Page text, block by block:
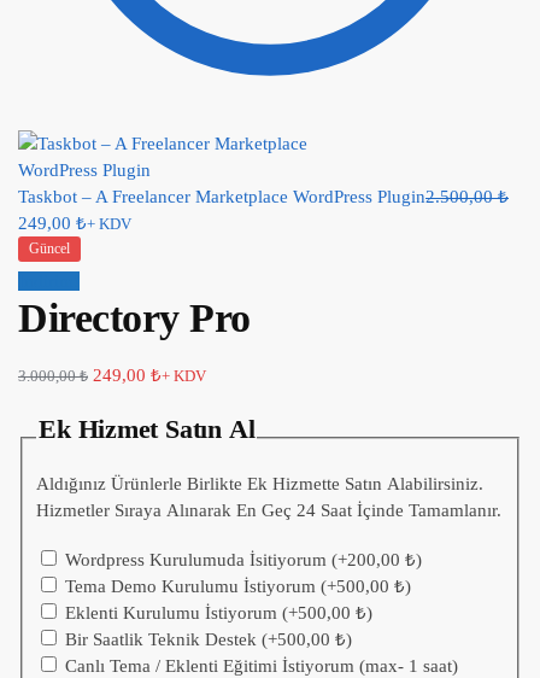
Taskbot – A Freelancer Marketplace WordPress Plugin2.500,00₺
249,00 ₺+ KDV
Güncel
Directory Pro
3.000,00₺ 249,00 ₺+ KDV
Ek Hizmet Satın Al
Aldığınız Ürünlerle Birlikte Ek Hizmette Satın Alabilirsiniz.
Hizmetler Sıraya Alınarak En Geç 24 Saat İçinde Tamamlanır.
Wordpress Kurulumuda İsitiyorum(+200,00₺)
Tema Demo Kurulumu İstiyorum(+500,00₺)
Eklenti Kurulumu İstiyorum(+500,00₺)
Bir Saatlik Teknik Destek(+500,00₺)
Canlı Tema / Eklenti Eğitimi İstiyorum (max- 1 saat)